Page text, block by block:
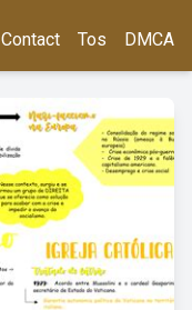
Contact Tos DMCA